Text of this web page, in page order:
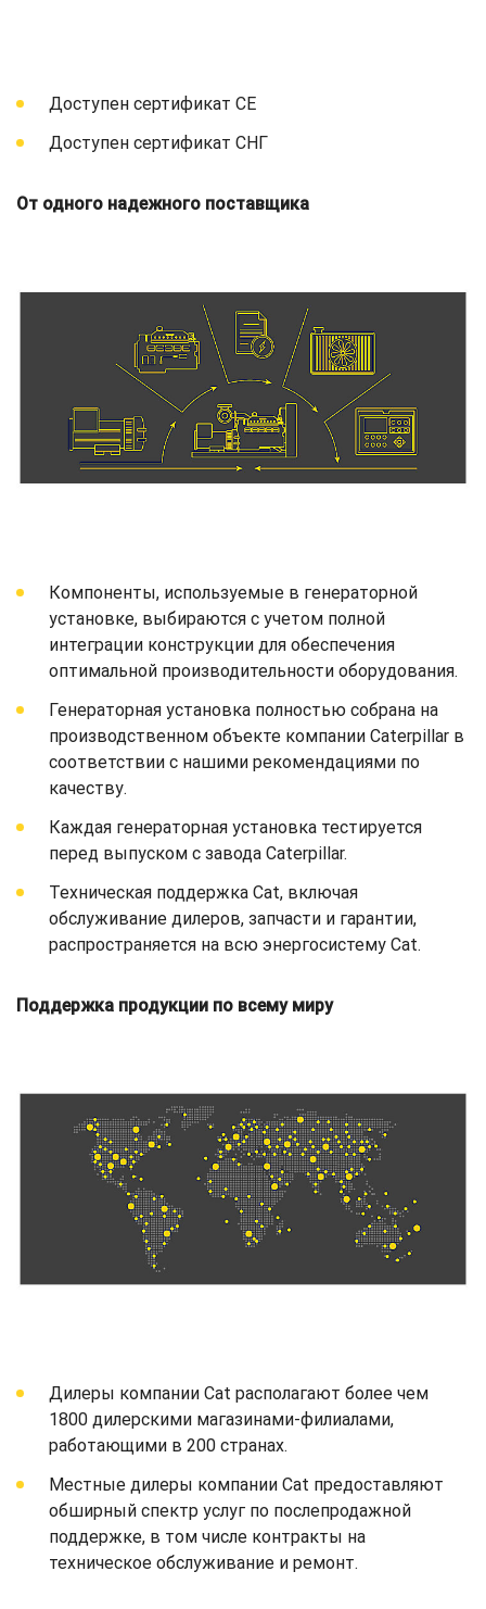
Доступен сертификат СЕ
Доступен сертификат СНГ
От одного надежного поставщика
Компоненты, используемые в генераторной
установке, выбираются с учетом полной
интеграции конструкции для обеспечения
оптимальной производительности оборудования.
Генераторная установка полностью собрана на
производственном объекте компании Caterpillar в
соответствии с нашими рекомендациями по
качеству.
Каждая генераторная установка тестируется
перед выпуском с завода Caterpillar.
Техническая поддержка Cat, включая
обслуживание дилеров, запчасти и гарантии,
распространяется на всю энергосистему Cat.
Поддержка продукции по всему миру
Дилеры компании Cat располагают более чем
1800 дилерскими магазинами-филиалами,
работающими в 200 странах.
Местные дилеры компании Cat предоставляют
обширный спектр услуг по послепродажной
поддержке, в том числе контракты на
техническое обслуживание и ремонт.